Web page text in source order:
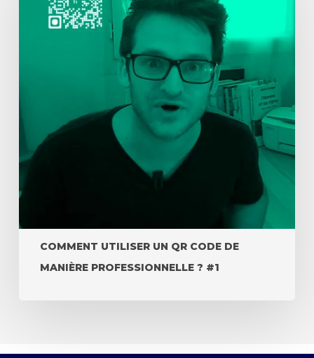
COMMENT UTILISER UN QR CODE DE
MANIÈRE PROFESSIONNELLE ? #1